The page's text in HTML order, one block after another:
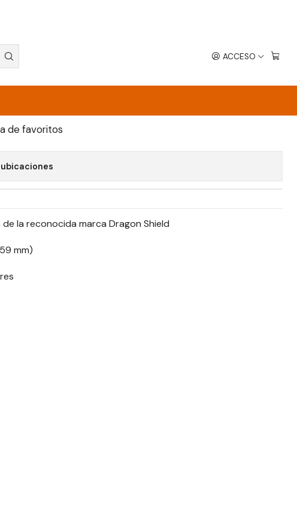
ACCESO
Japones
APPLE GREEN JAPONES
de favoritos
la reconocida marca Dragon Shield
mm)